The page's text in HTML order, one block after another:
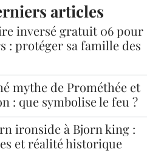
articles
inversé gratuit 06 pour
: protéger sa famille des
mythe de Prométhée et
: que symbolise le feu ?
ironside à Bjorn king :
et réalité historique